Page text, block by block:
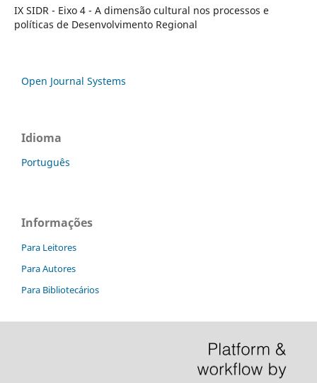
IX SIDR - Eixo 4 - A dimensão cultural nos processos e
políticas de Desenvolvimento Regional
Open Journal Systems
Idioma
Português
Informações
Para Leitores
Para Autores
Para Bibliotecários